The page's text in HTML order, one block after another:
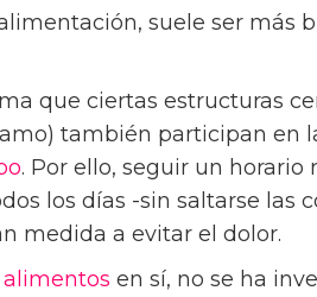
suele ser más
que ciertas estructuras
también participan en
. Por ello, seguir un
los días -sin saltarse las
medida a evitar el dolor.
alimentos en sí, no se ha